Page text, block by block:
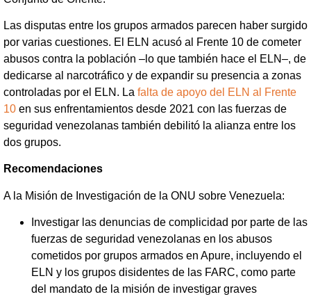
Las disputas entre los grupos armados parecen haber surgido
por varias cuestiones. El ELN acusó al Frente 10 de cometer
abusos contra la población –lo que también hace el ELN–, de
dedicarse al narcotráfico y de expandir su presencia a zonas
controladas por el ELN. La falta de apoyo del ELN al Frente
10 en sus enfrentamientos desde 2021 con las fuerzas de
seguridad venezolanas también debilitó la alianza entre los
dos grupos.
Recomendaciones
A la Misión de Investigación de la ONU sobre Venezuela:
Investigar las denuncias de complicidad por parte de las
fuerzas de seguridad venezolanas en los abusos
cometidos por grupos armados en Apure, incluyendo el
ELN y los grupos disidentes de las FARC, como parte
del mandato de la misión de investigar graves